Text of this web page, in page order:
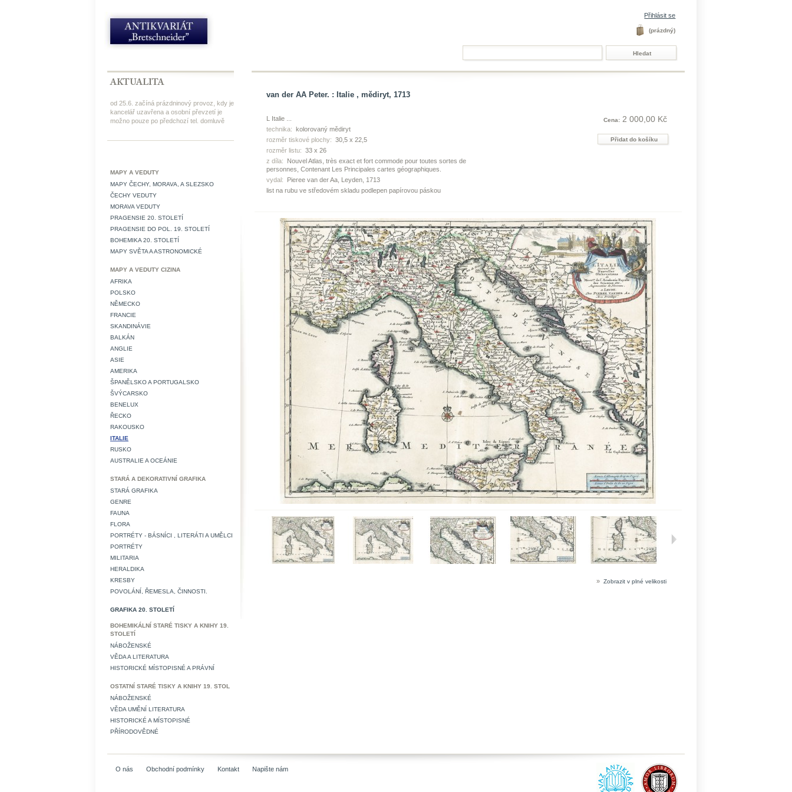
Přihlásit se
(prázdný)
od 25.6. začíná prázdninový provoz, kdy je
kancelář uzavřena a osobní převzetí je
možno pouze po předchozí tel. domluvě
MAPY A VEDUTY
MAPY ČECHY, MORAVA, A SLEZSKO
ČECHY VEDUTY
MORAVA VEDUTY
PRAGENSIE 20. STOLETÍ
PRAGENSIE DO POL. 19. STOLETÍ
BOHEMIKA 20. STOLETÍ
MAPY SVĚTA A ASTRONOMICKÉ
MAPY A VEDUTY CIZINA
AFRIKA
POLSKO
NĚMECKO
FRANCIE
SKANDINÁVIE
BALKÁN
ANGLIE
ASIE
AMERIKA
ŠPANĚLSKO A PORTUGALSKO
ŠVÝCARSKO
BENELUX
ŘECKO
RAKOUSKO
ITALIE
RUSKO
AUSTRALIE A OCEÁNIE
STARÁ A DEKORATIVNÍ GRAFIKA
STARÁ GRAFIKA
GENRE
FAUNA
FLORA
PORTRÉTY - BÁSNÍCI , LITERÁTI A UMĚLCI
PORTRÉTY
MILITARIA
HERALDIKA
KRESBY
POVOLÁNÍ, ŘEMESLA, ČINNOSTI.
GRAFIKA 20. STOLETÍ
BOHEMIKÁLNÍ STARÉ TISKY A KNIHY 19.
STOLETÍ
NÁBOŽENSKÉ
VĚDA A LITERATURA
HISTORICKÉ MÍSTOPISNÉ A PRÁVNÍ
OSTATNÍ STARÉ TISKY A KNIHY 19. STOL
NÁBOŽENSKÉ
VĚDA UMĚNÍ LITERATURA
HISTORICKÉ A MÍSTOPISNÉ
PŘÍRODOVĚDNÉ
van der AA Peter. : Italie , mědiryt, 1713
L Italie ...
technika: kolorovaný mědiryt
rozměr tiskové plochy: 30,5 x 22,5
rozměr listu: 33 x 26
z díla:
Nouvel Atlas, très exact et fort commode pour toutes sortes de
personnes, Contenant Les Principales cartes géographiques.
vydal:
Pieree van der Aa, Leyden, 1713
list na rubu ve středovém skladu podlepen papírovou páskou
Cena: 2 000,00 Kč
» Zobrazit v plné velikosti
O nás Obchodní podmínky Kontakt Napište nám